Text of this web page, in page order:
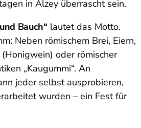
in Alzey überrascht sein.
Bauch“ lautet das Motto.
Neben römischem Brei, Eiern,
oder römischer
„Kaugummi“. An
jeder selbst ausprobieren,
wurden – ein Fest für